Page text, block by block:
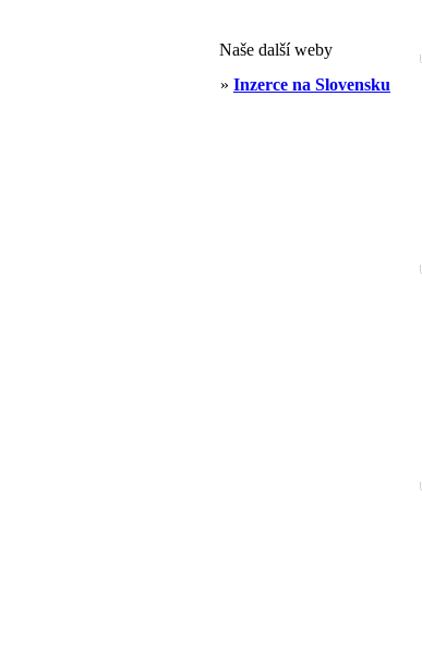
Naše další weby
» Inzerce na Slovensku